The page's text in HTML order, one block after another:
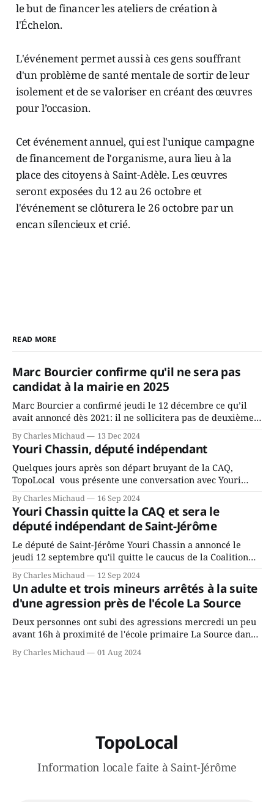
le but de financer les ateliers de création à
l'Échelon.
L'événement permet aussi à ces gens souffrant
d'un problème de santé mentale de sortir de leur
isolement et de se valoriser en créant des œuvres
pour l’occasion.
Cet événement annuel, qui est l'unique campagne
de financement de l'organisme, aura lieu à la
place des citoyens à Saint-Adèle. Les œuvres
seront exposées du 12 au 26 octobre et
l'événement se clôturera le 26 octobre par un
encan silencieux et crié.
READ MORE
Marc Bourcier confirme qu'il ne sera pas
candidat à la mairie en 2025
Marc Bourcier a confirmé jeudi le 12 décembre ce qu’il
avait annoncé dès 2021: il ne sollicitera pas de deuxième
fait l’annonce en s’adressant aux employés de la ville,
rassemblés en soirée pour leur traditionnel souper
By Charles Michaud 13 Dec 2024
Youri Chassin, député indépendant
Quelques jours après son départ bruyant de la CAQ,
TopoLocal vous présente une conversation avec Youri
depuis longtemps? Sera-t-il candidat indépendant dans 2
ans? Joindrait-il un autre parti, par exemple les
conservateurs d’Éric Duhaime? Que lui
By Charles Michaud 16 Sep 2024
Youri Chassin quitte la CAQ et sera le
député indépendant de Saint-Jérôme
Le député de Saint-Jérôme Youri Chassin a annoncé le
jeudi 12 septembre qu'il quitte le caucus de la Coalition
gouvernement de la CAQ, surtout de son incapacité, qu'il
juge chronique, à offrir des
By Charles Michaud 12 Sep 2024
Un adulte et trois mineurs arrêtés à la suite
d'une agression près de l'école La Source
Deux personnes ont subi des agressions mercredi un peu
avant 16h à proximité de l'école primaire La Source dans
victimes aurait été écrasée sous un véhicule et aspergée
By Charles Michaud 01 Aug 2024
TopoLocal
Information locale faite à Saint-Jérôme